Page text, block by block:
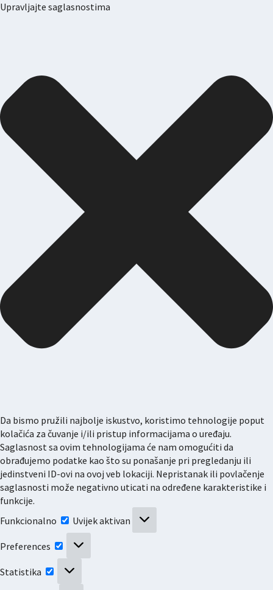
Upravljajte saglasnostima
Da bismo pružili najbolje iskustvo, koristimo tehnologije poput
kolačića za čuvanje i/ili pristup informacijama o uređaju.
Saglasnost sa ovim tehnologijama će nam omogućiti da
obrađujemo podatke kao što su ponašanje pri pregledanju ili
jedinstveni ID-ovi na ovoj veb lokaciji. Nepristanak ili povlačenje
saglasnosti može negativno uticati na određene karakteristike i
funkcije.
Funkcionalno
Uvijek aktivan
Preferences
Statistika